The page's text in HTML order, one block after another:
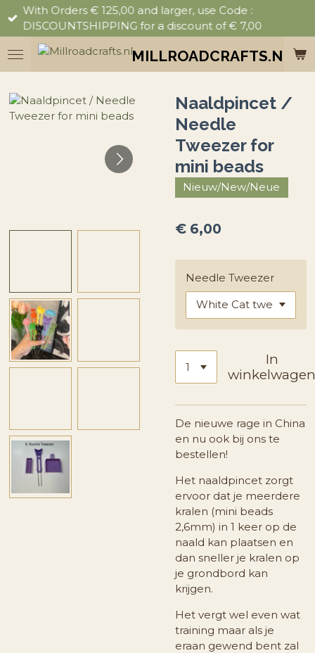
Ga
direct
de
hoofdinhoud
MILLROADCRAFTS.NL
With Orders € 125,00 and larger, use Code :
DISCOUNTSHIPPING for a discount of € 7,00
Naaldpincet /
Needle
Tweezer for
mini beads
Nieuw/New/Neue
€ 6,00
Needle Tweezer
In
De nieuwe rage in China
en nu ook bij ons te
bestellen!
Het naaldpincet zorgt
ervoor dat je meerdere
kralen (mini beads
2,6mm) in 1 keer op de
naald kan plaatsen en
dan sneller je kralen op
je grondbord kan
krijgen.
Het vergt wel even wat
training maar als je
eraan gewend bent zal